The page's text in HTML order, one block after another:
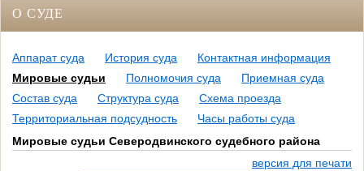
О СУДЕ
Аппарат суда История суда
Контактная информация
Мировые судьи
Полномочия суда
Приемная суда
Состав суда
Структура суда
Схема проезда
Территориальная подсудность
Часы работы суда
Мировые судьи Северодвинского судебного района
версия для печати